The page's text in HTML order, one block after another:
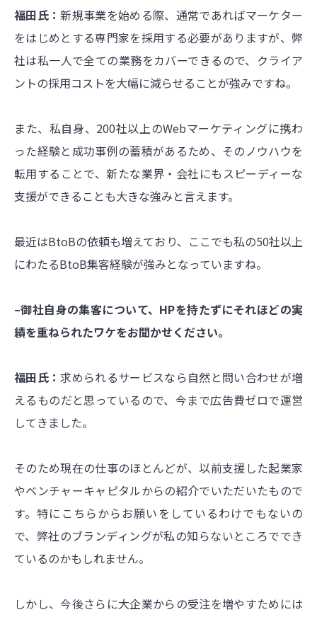
福田氏：新規事業を始める際、通常であればマーケター
をはじめとする専門家を採用する必要がありますが、弊
社は私一人で全ての業務をカバーできるので、クライア
ントの採用コストを大幅に減らせることが強みですね。
また、私自身、200社以上のWebマーケティングに携わ
った経験と成功事例の蓄積があるため、そのノウハウを
転用することで、新たな業界・会社にもスピーディーな
支援ができることも大きな強みと言えます。
最近はBtoBの依頼も増えており、ここでも私の50社以上
にわたるBtoB集客経験が強みとなっていますね。
–御社自身の集客について、HPを持たずにそれほどの実
績を重ねられたワケをお聞かせください。
福田氏：求められるサービスなら自然と問い合わせが増
えるものだと思っているので、今まで広告費ゼロで運営
してきました。
そのため現在の仕事のほとんどが、以前支援した起業家
やベンチャーキャピタルからの紹介でいただいたもので
す。特にこちらからお願いをしているわけでもないの
で、弊社のブランディングが私の知らないところででき
ているのかもしれません。
しかし、今後さらに大企業からの受注を増やすためには